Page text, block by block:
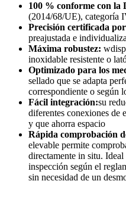
100 % conforme con la
(2014/68/UE), categoría
Precisión certificada
preajustada e
Máxima robustez:
inoxidable resistente o
Optimizado para los
sellado que se adapta
correspondiente o según
Fácil integración:su
diferentes conexiones de
y que ahorra espacio
Rápida comprobación
elevable permite
directamente in situ.
inspección según el
sin necesidad de un